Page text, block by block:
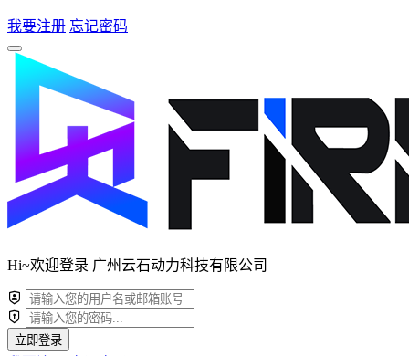
我要注册 忘记密码
Hi~欢迎登录 广州云石动力科技有限公司
立即登录